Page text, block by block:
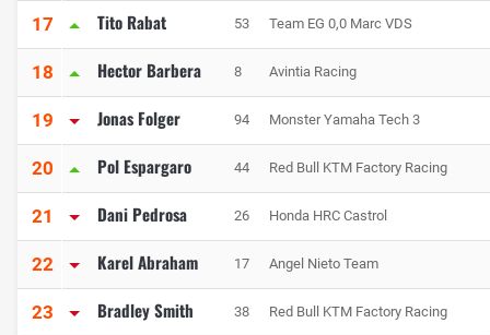
17 Tito Rabat 53 Team EG 0,0 Marc VDS
18 Hector Barbera 8 Avintia Racing
19 Jonas Folger 94 Monster Yamaha Tech 3
20 Pol Espargaro 44 Red Bull KTM Factory Racing
21 Dani Pedrosa 26 Honda HRC Castrol
22 Karel Abraham 17 Angel Nieto Team
23 Bradley Smith 38 Red Bull KTM Factory Racing